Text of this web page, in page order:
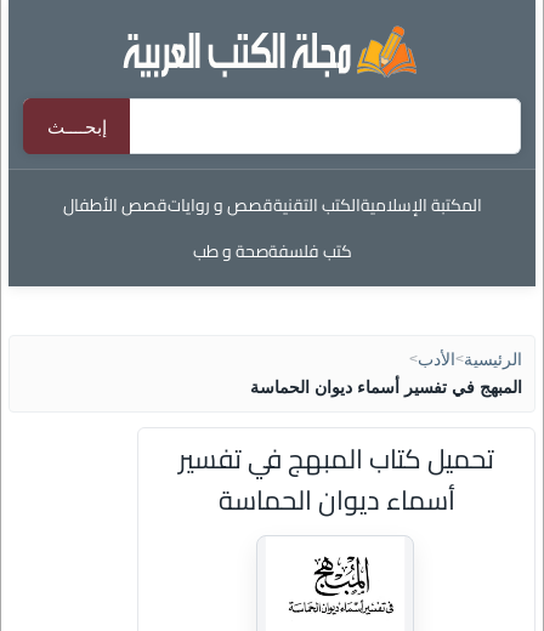
المكتبة الإسلاميةالكتب التقنيةقصص و رواياتقصص الأطفال
كتب فلسفةصحة و طب
الرئيسية> الأدب>
المبهج في تفسير أسماء ديوان الحماسة
تحميل كتاب المبهج في تفسير
أسماء ديوان الحماسة